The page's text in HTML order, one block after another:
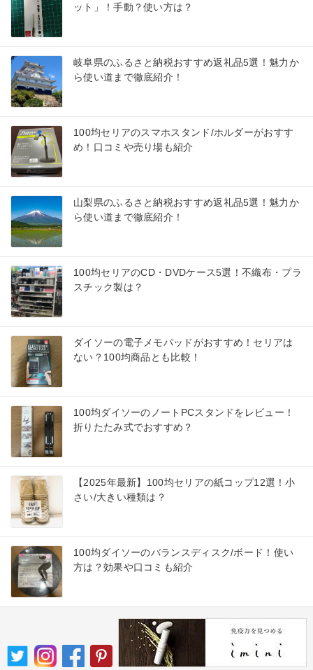
ット」！手動？使い方は？
岐阜県のふるさと納税おすすめ返礼品5選！魅力か
ら使い道まで徹底紹介！
100均セリアのスマホスタンド/ホルダーがおすす
め！口コミや売り場も紹介
山梨県のふるさと納税おすすめ返礼品5選！魅力か
ら使い道まで徹底紹介！
100均セリアのCD・DVDケース5選！不織布・プラ
スチック製は？
ダイソーの電子メモパッドがおすすめ！セリアは
ない？100均商品とも比較！
100均ダイソーのノートPCスタンドをレビュー！
折りたたみ式でおすすめ？
【2025年最新】100均セリアの紙コップ12選！小
さい/大きい種類は？
100均ダイソーのバランスディスク/ボード！使い
方は？効果や口コミも紹介